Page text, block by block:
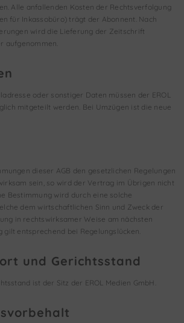
Alle anfallenden Kosten der Rechtsverfolgung
für Inkassobüro) trägt der Abonnent. Nach
wird die Lieferung der Zeitschrift
aufgenommen.
oder sonstiger Daten müssen der EROL
mitgeteilt werden. Bei Umzügen ist die neue
dieser AGB den gesetzlichen Regelungen
sein, so wird der Vertrag im Übrigen nicht
Bestimmung wird durch eine solche
dem wirtschaftlichen Sinn und Zweck der
in rechtswirksamer Weise am nächsten
gilt entsprechend bei Regelungslücken.
und Gerichtsstand
ist der Sitz der EROL Medien GmbH.